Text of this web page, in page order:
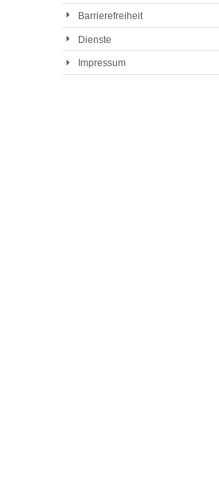
Barrierefreiheit
Dienste
Impressum